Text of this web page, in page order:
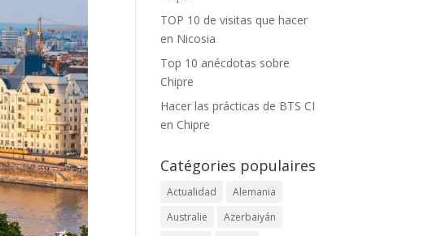
TOP 10 de visitas que hacer
en Nicosia
Top 10 anécdotas sobre
Chipre
Hacer las prácticas de BTS CI
en Chipre
Catégories populaires
Actualidad
Alemania
Australie
Azerbaiyán